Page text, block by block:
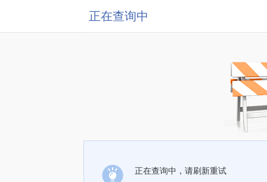
正在查询中
正在查询中，请刷新重试